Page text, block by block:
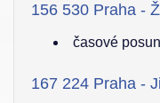
156 530 Praha -
časové
167 224 Praha -